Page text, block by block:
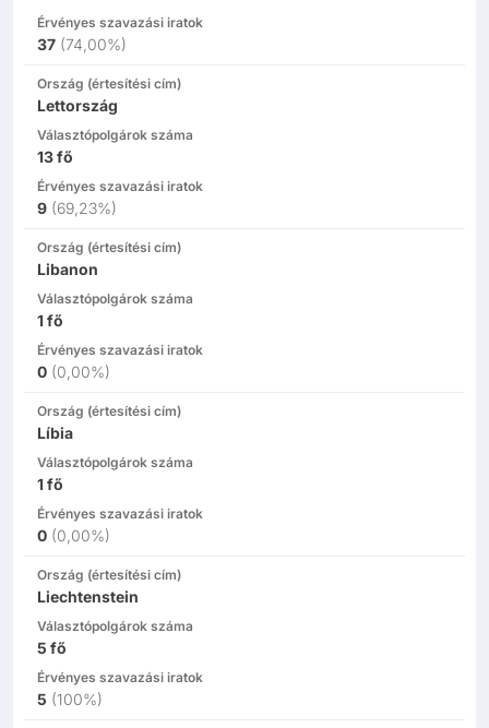
Érvényes szavazási iratok
37 (74,00%)
Ország (értesítési cím)
Lettország
Választópolgárok száma
13fő
Érvényes szavazási iratok
9 (69,23%)
Ország (értesítési cím)
Libanon
Választópolgárok száma
1fő
Érvényes szavazási iratok
0 (0,00%)
Ország (értesítési cím)
Líbia
Választópolgárok száma
1fő
Érvényes szavazási iratok
0 (0,00%)
Ország (értesítési cím)
Liechtenstein
Választópolgárok száma
5 fő
Érvényes szavazási iratok
5 (100%)